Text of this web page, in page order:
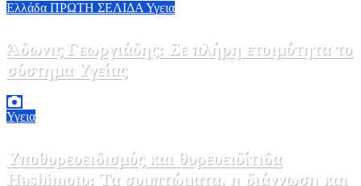
Ελλάδα ΠΡΩΤΗ ΣΕΛΙΔΑ Υγεια
Άδωνις Γεωργιάδης: Σε πλήρη ετοιμότητα το
σύστημα Υγείας
Υγεια
Υποθυρεοειδισμός και θυρεοειδίτιδα
Hashimoto: Τα συμπτώματα, η διάγνωση και